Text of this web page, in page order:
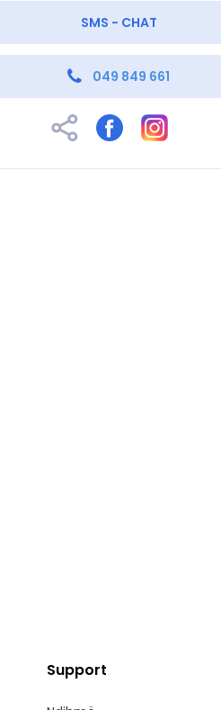
SMS - CHAT
049 849 661
Support